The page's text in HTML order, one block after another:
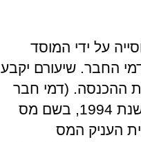
על ידי המוסד
החבר. שיעורם יקבע
ההכנסה. (דמי חבר
בהסתדרות הכללית היו קרויים, עד סוף שנת 1994, בשם מס
העניק המס